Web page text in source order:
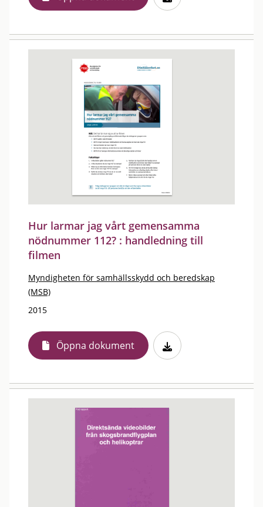
Hur larmar jag vårt gemensamma
nödnummer 112? : handledning till
filmen
Myndigheten för samhällsskydd och beredskap
(MSB)
2015
Öppna dokument